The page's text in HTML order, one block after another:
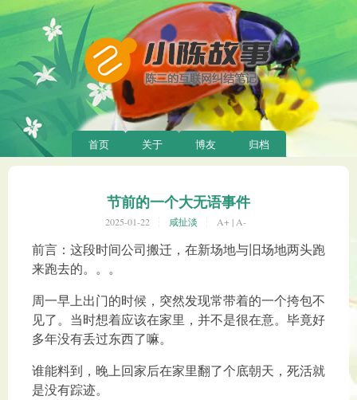
首页 关于 博友 归档
节前的一个大无语事件
2025-01-22 咸扯淡 A+ |A-
前言：这段时间公司搬迁，在新场地与旧场地两头跑
来跑去的。。。
周一早上出门的时候，突然发现常带着的一个挎包不
见了。当时想着应该在家里，并不是很在意。毕竟好
多年没有丢过东西了嘛。
谁能料到，晚上回家后在家里翻了个底朝天，死活就
是没有踪迹。